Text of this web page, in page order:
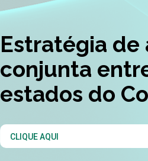
Estratégia de
conjunta
estados do
CLIQUE AQUI